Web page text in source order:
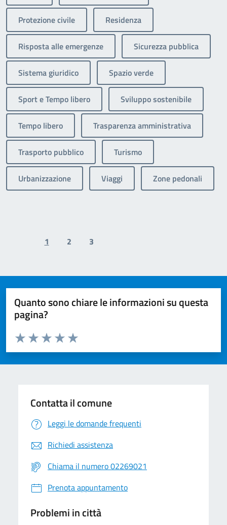
Protezione civile Residenza
Risposta alle emergenze Sicurezza pubblica
Sistema giuridico Spazio verde
Sport e Tempo libero Sviluppo sostenibile
Tempo libero Trasparenza amministrativa
Trasporto pubblico Turismo
Urbanizzazione Viaggi Zone pedonali
Previous page
1 2 3
Quanto sono chiare le informazioni su questa
pagina?
Valuta da 1 a 5 stelle la pagina
Valuta 5 stelle su 5
Valuta 4 stelle su 5
Valuta 3 stelle su 5
Valuta 2 stelle su 5
Valuta 1 stelle su 5
Contatta il comune
Leggi le domande frequenti
Richiedi assistenza
Chiama il numero 02269021
Prenota appuntamento
Problemi in città